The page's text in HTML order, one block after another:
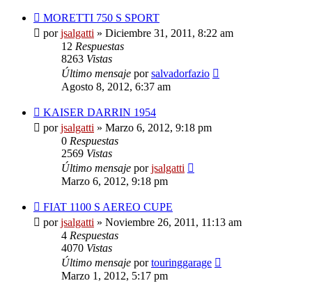
MORETTI 750 S SPORT
porjsalgatti » Diciembre 31, 2011, 8:22 am
12 Respuestas
8263 Vistas
Último mensaje porsalvadorfazio
Agosto 8, 2012, 6:37 am
KAISER DARRIN 1954
porjsalgatti » Marzo 6, 2012, 9:18 pm
0 Respuestas
2569 Vistas
Último mensaje porjsalgatti
Marzo 6, 2012, 9:18 pm
FIAT 1100 S AEREO CUPE
porjsalgatti » Noviembre 26, 2011, 11:13 am
4 Respuestas
4070 Vistas
Último mensaje portouringgarage
Marzo 1, 2012, 5:17 pm